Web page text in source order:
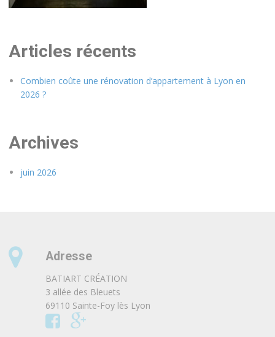
Articles récents
Combien coûte une rénovation d’appartement à Lyon en
2026 ?
Archives
juin 2026
Adresse
BATIART CRÉATION
3 allée des Bleuets
69110 Sainte-Foy lès Lyon